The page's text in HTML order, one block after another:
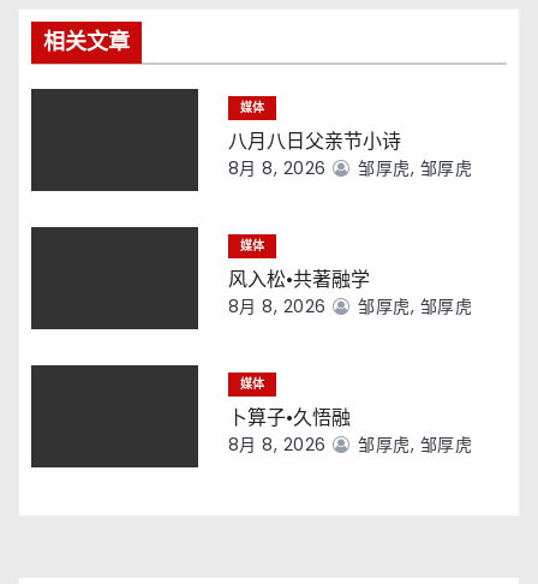
航
相关文章
媒体
八月八日父亲节小诗
8月 8, 2026 邹厚虎, 邹厚虎
媒体
风入松·共著融学
8月 8, 2026 邹厚虎, 邹厚虎
媒体
卜算子·久悟融
8月 8, 2026 邹厚虎, 邹厚虎